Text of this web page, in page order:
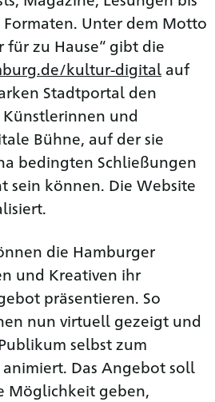
Unter dem Motto
für zu Hause“ gibt die
kultur-digital auf
Stadtportal den
und
Bühne, auf der sie
bedingten Schließungen
sein können. Die Website
die Hamburger
und Kreativen ihr
präsentieren. So
nun virtuell gezeigt und
selbst zum
Das Angebot soll
Möglichkeit geben,